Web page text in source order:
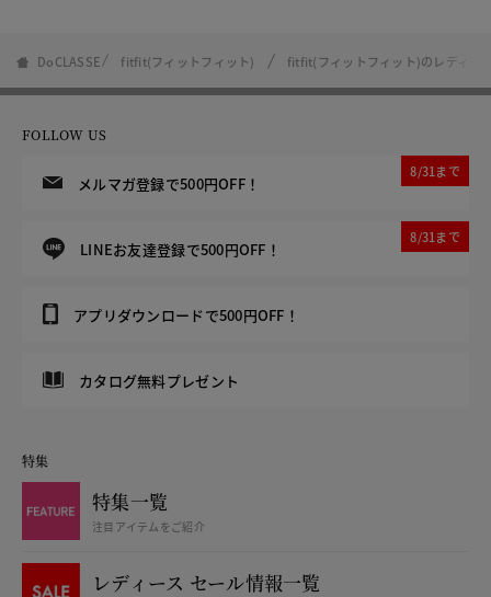
DoCLASSE fitfit(フィットフィット) fitfit(フィットフィット)のレディー
FOLLOW US
メルマガ登録で500円OFF！
8/31まで
LINEお友達登録で500円OFF！
8/31まで
アプリダウンロードで500円OFF！
カタログ無料プレゼント
特集
特集一覧
注目アイテムをご紹介
レディース セール情報一覧